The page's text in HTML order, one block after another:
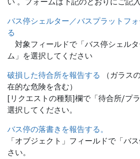
い 。フォームは下記のとおりにご記入
バス停シェルター／バスプラットフ
る
対象フィールドで「バス停シェル
ム」を選択してください
破損した待合所を報告する
（ガラス
在的な危険を含む）
[リクエストの種類]欄で「待合所/プ
選択してください。
バス停の落書きを報告する。
「オブジェクト」フィールドで「バ
さい。